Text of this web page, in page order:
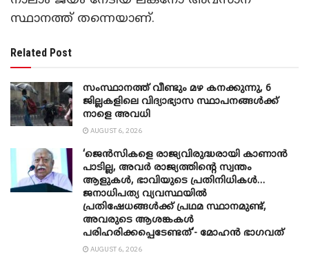
സ്ഥാനത്ത് തന്നെയാണ്.
Related Post
സംസ്ഥാനത്ത് വീണ്ടും മഴ കനക്കുന്നു, 6
ജില്ലകളിലെ വിദ്യാഭ്യാസ സ്ഥാപനങ്ങൾക്ക്
നാളെ അവധി
AUGUST 6, 2026
‘ജെൻസികളെ രാജ്യവിരുദ്ധരായി കാണാൻ
പാടില്ല, അവർ രാജ്യത്തിന്റെ സ്വന്തം
ആളുകൾ, ഭാവിയുടെ പ്രതിനിധികൾ…
ജനാധിപത്യ വ്യവസ്ഥയിൽ
പ്രതിഷേധങ്ങൾക്ക് പ്രഥമ സ്ഥാനമുണ്ട്,
അവരുടെ ആശങ്കകൾ
പരിഹരിക്കപ്പെടേണ്ടത്’- മോഹൻ ഭാ​ഗവത്
AUGUST 6, 2026